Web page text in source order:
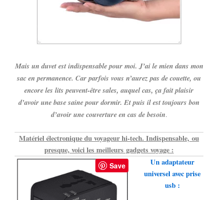
Mais un duvet est indispensable pour moi. J’ai le mien dans mon
sac en permanence. Car parfois vous n’aurez pas de couette, ou
encore les lits peuvent-être sales, auquel cas, ça fait plaisir
d’avoir une base saine pour dormir. Et puis il est toujours bon
d’avoir une couverture en cas de besoin.
Matériel électronique du voyageur hi-tech. Indispensable, ou
presque, voici les meilleurs gadgets voyage :
Save
Un adaptateur
universel avec prise
usb :